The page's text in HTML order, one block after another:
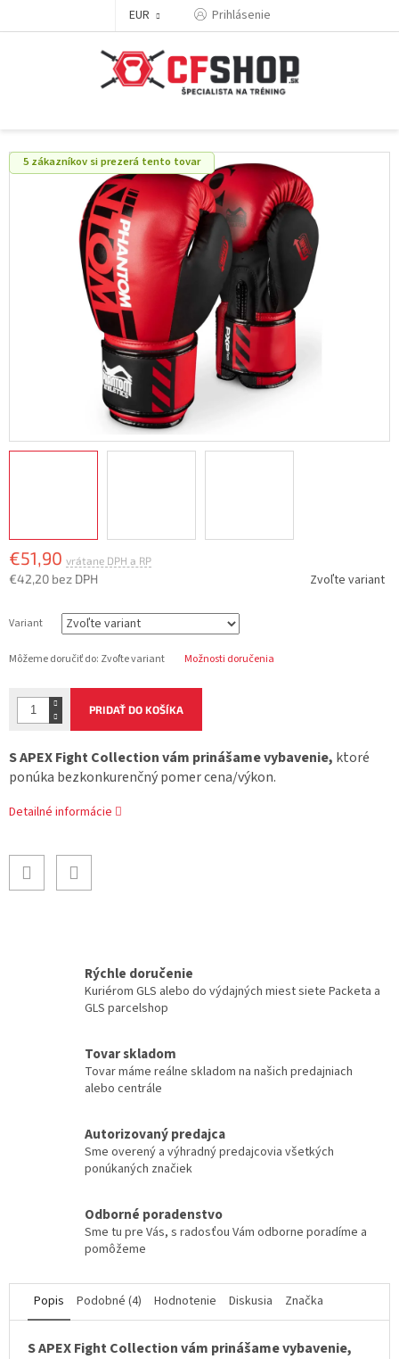
EUR Prihlásenie
€51,90
€42,20 bez DPH
cena:
Zvoľte variant
Variant
Môžeme doručiť do: Zvoľte variant Možnosti doručenia
PRIDAŤ DO KOŠÍKA
S APEX Fight Collection vám prinášame vybavenie, ktoré
ponúka bezkonkurenčný pomer cena/výkon.
Detailné informácie
Rýchle doručenie
Kuriérom GLS alebo do výdajných miest siete Packeta a
GLS parcelshop
Tovar skladom
Tovar máme reálne skladom na našich predajniach
alebo centrále
Autorizovaný predajca
Sme overený a výhradný predajcovia všetkých
ponúkaných značiek
Odborné poradenstvo
Sme tu pre Vás, s radosťou Vám odborne poradíme a
pomôžeme
Popis Podobné (4) Hodnotenie Diskusia Značka
S APEX Fight Collection vám prinášame vybavenie,